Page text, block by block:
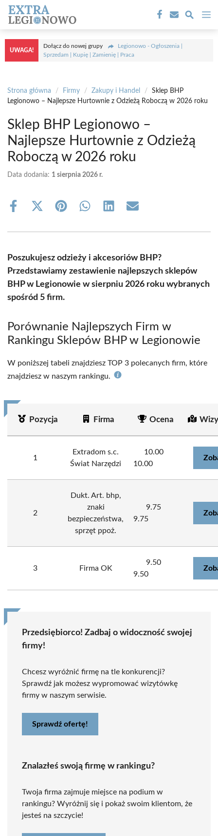
Przejdź
treści
UWAGA!
Dołącz do nowej grupy
Legionowo - Ogłoszenia |
Sprzedam | Kupię | Zamienię | Praca
Strona główna / Firmy / Zakupy i Handel /
Sklep BHP
Legionowo – Najlepsze Hurtownie z Odzieżą Roboczą w 2026 roku
Sklep BHP Legionowo –
Najlepsze Hurtownie z Odzieżą
Roboczą w 2026 roku
Data dodania: 1 sierpnia 2026 r.
Share
Share
(Twitter)
Share Share Share Share
Poszukujesz odzieży i akcesoriów BHP?
Przedstawiamy zestawienie najlepszych sklepów
BHP w Legionowie w sierpniu 2026 roku wybranych
spośród 5 firm.
Porównanie Najlepszych Firm w
Rankingu Sklepów BHP w Legionowie
W poniższej tabeli znajdziesz TOP 3 polecanych firm, które
znajdziesz w naszym rankingu.
Pozycja Firma Ocena
1
Extradom s.c.
Świat Narzędzi
10.00
10.00
2
Dukt. Art. bhp,
znaki
bezpieczeństwa,
sprzęt ppoż.
9.75
9.75
3 Firma OK
9.50
9.50
Przedsiębiorco! Zadbaj o widoczność swojej
firmy!
Chcesz wyróżnić firmę na tle konkurencji?
Sprawdź jak możesz wypromować wizytówkę
firmy w naszym serwisie.
Sprawdź ofertę!
Znalazłeś swoją firmę w rankingu?
Twoja firma zajmuje miejsce na podium w
rankingu? Wyróżnij się i pokaż swoim klientom, że
jesteś na szczycie!